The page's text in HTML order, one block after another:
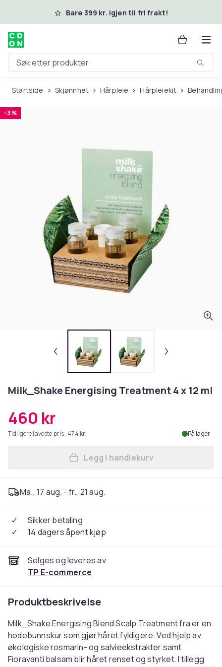
Hopp til hovedinnholdBare 399 kr. igjen til fri frakt!
Søk etter produkter
Startside Skjønnhet Hårpleie Hårpleiekit
-3 %
Milk_Shake Energising Treatment 4 x 12 ml
460 kr
Tidligere laveste pris: 474 kr På lager
Legg Milk_Shake
Legg i handlekurv
Ma., 17 aug. - fr., 21 aug.
Sikker betaling
14 dagers åpent kjøp
Selges og leveres av
TP E-commerce
Produktbeskrivelse
Milk_Shake Energising Blend Scalp Treatment fra er en
hodebunnskur som gjør håret fyldigere. Ved hjelp av
økologiske rosmarin- og salvieekstrakter samt
Fioravanti balsam blir håret renset og styrket. I tillegg